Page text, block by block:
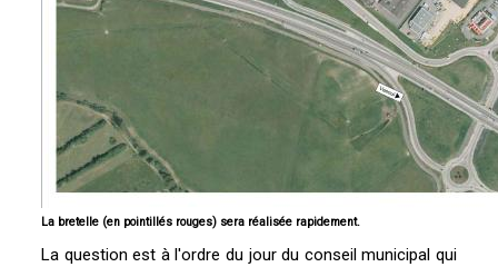
La bretelle (en pointillés rouges) sera réalisée rapidement.
La question est à l'ordre du jour du conseil municipal qui